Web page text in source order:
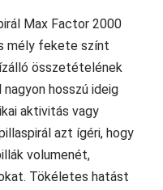
Max Factor 2000
mély fekete színt
összetételének
hosszú ideig
aktivitás vagy
azt ígéri, hogy
volumenét,
Tökéletes hatást